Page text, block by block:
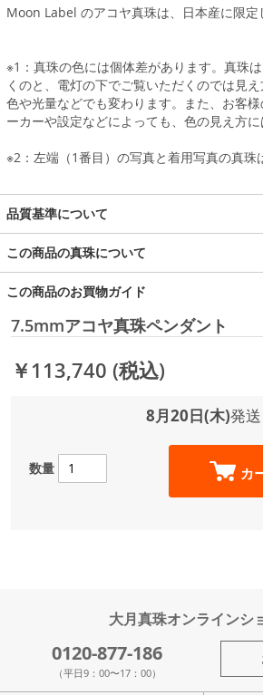
Moon Label のアコヤ真珠は、日本産に限定
※1：真珠の色には個体差があります。真珠
くのと、電灯の下でご覧いただくのでは見
色や光量などでも変わります。また、お客
ーカーや設定などによっても、色の見え方に
※2：左端（1番目）の写真と着用写真の真珠
品質基準について
この商品の真珠について
この商品のお買物ガイド
7.5mmアコヤ真珠ペンダント
￥113,740 (税込)
8月20日(木)発送
数量 カ
大月真珠オンラインシ
0120-877-186
（平日9：00〜17：00）